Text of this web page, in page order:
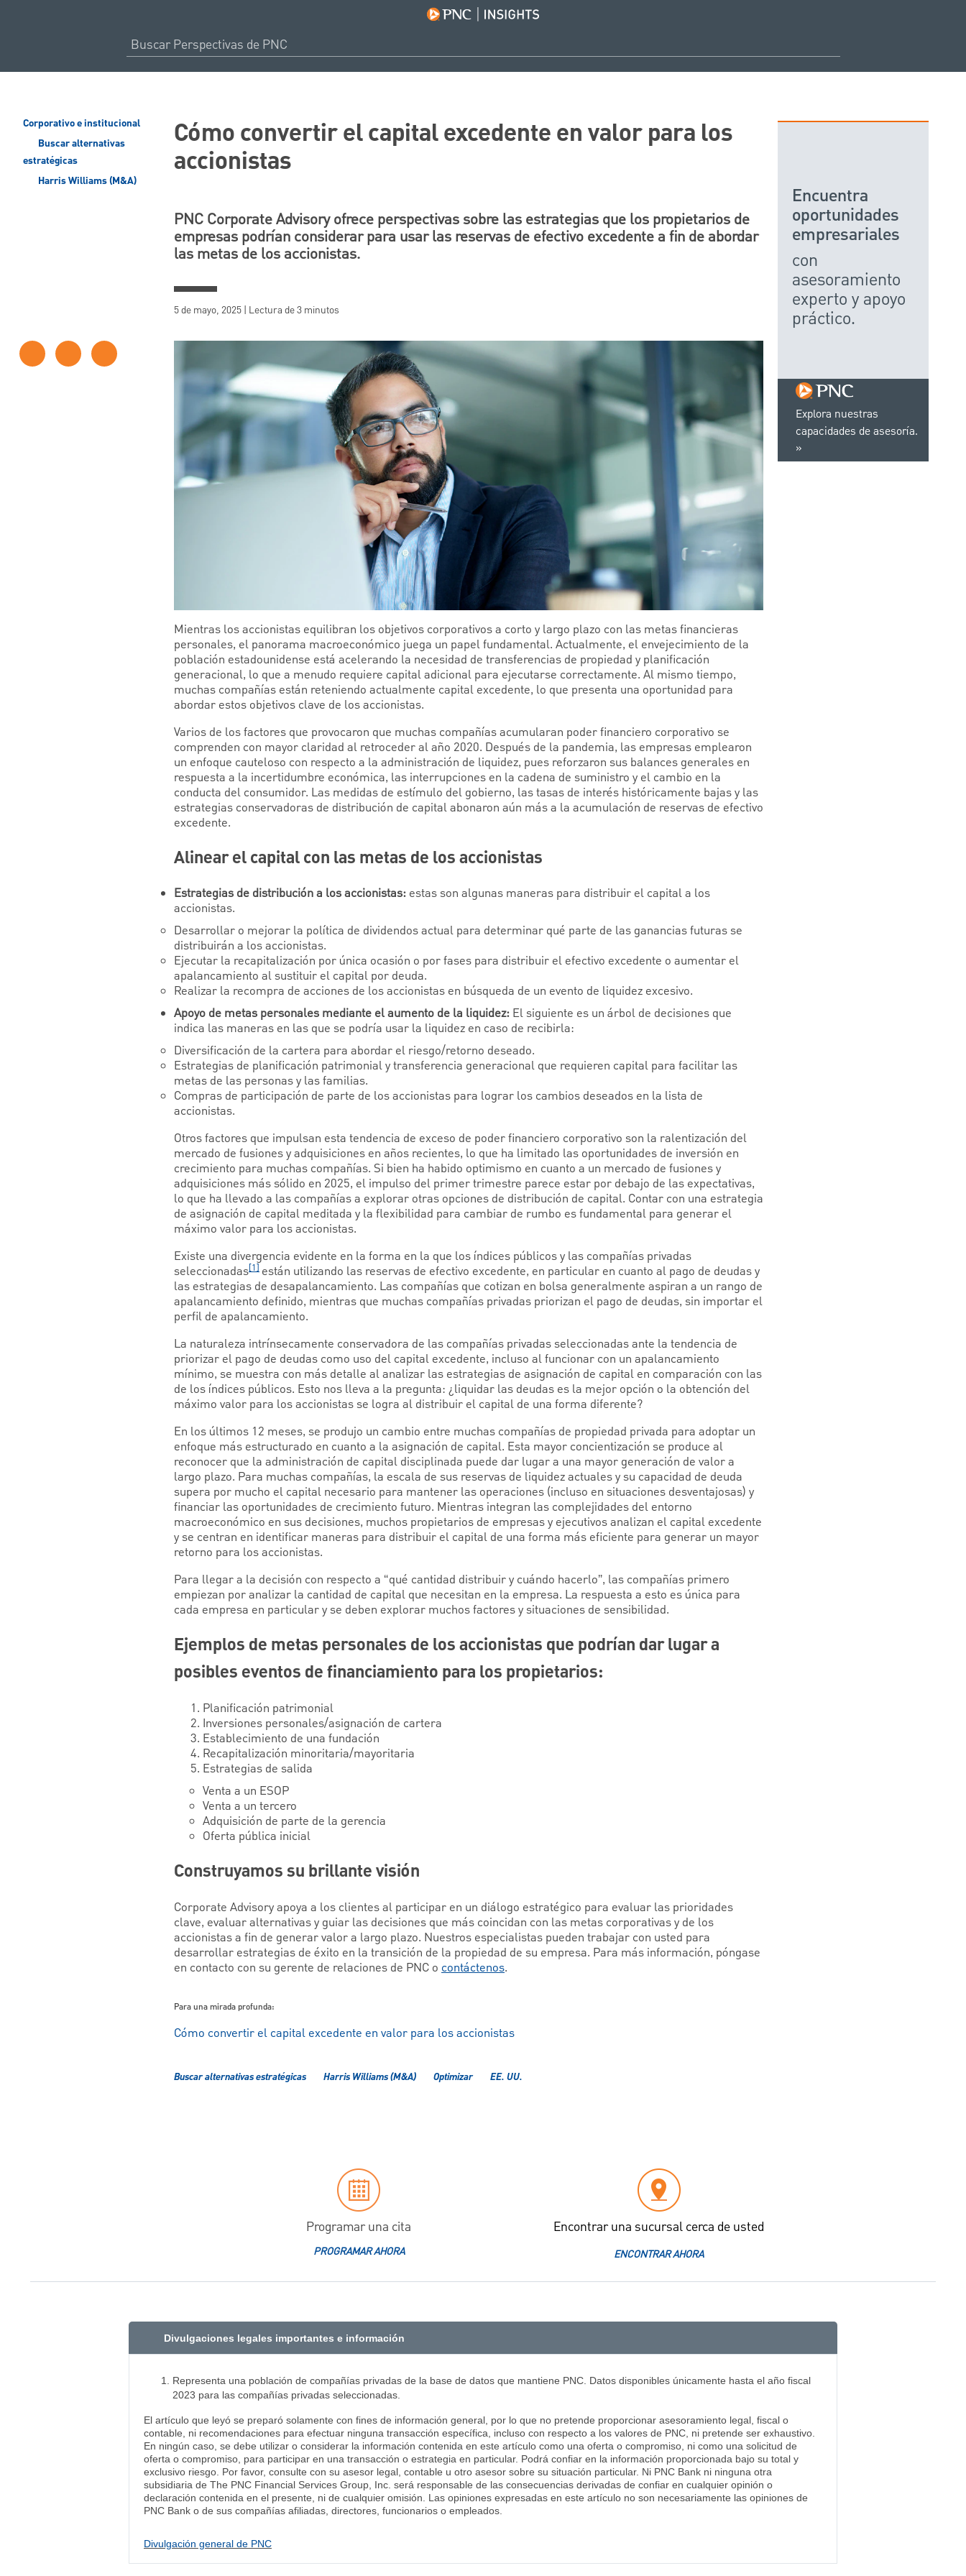
Corporativo e institucional
Buscar alternativas
estratégicas
Harris Williams (M&A)
Cómo convertir el capital excedente en valor para los
accionistas
PNC Corporate Advisory ofrece perspectivas sobre las estrategias que los propietarios de
empresas podrían considerar para usar las reservas de efectivo excedente a fin de abordar
las metas de los accionistas.
5 de mayo, 2025 | Lectura de 3 minutos
Mientras los accionistas equilibran los objetivos corporativos a corto y largo plazo con las metas financieras
personales, el panorama macroeconómico juega un papel fundamental. Actualmente, el envejecimiento de la
población estadounidense está acelerando la necesidad de transferencias de propiedad y planificación
generacional, lo que a menudo requiere capital adicional para ejecutarse correctamente. Al mismo tiempo,
muchas compañías están reteniendo actualmente capital excedente, lo que presenta una oportunidad para
abordar estos objetivos clave de los accionistas.
Varios de los factores que provocaron que muchas compañías acumularan poder financiero corporativo se
comprenden con mayor claridad al retroceder al año 2020. Después de la pandemia, las empresas emplearon
un enfoque cauteloso con respecto a la administración de liquidez, pues reforzaron sus balances generales en
respuesta a la incertidumbre económica, las interrupciones en la cadena de suministro y el cambio en la
conducta del consumidor. Las medidas de estímulo del gobierno, las tasas de interés históricamente bajas y las
estrategias conservadoras de distribución de capital abonaron aún más a la acumulación de reservas de efectivo
excedente.
Alinear el capital con las metas de los accionistas
Estrategias de distribución a los accionistas: estas son algunas maneras para distribuir el capital a los
accionistas.
Desarrollar o mejorar la política de dividendos actual para determinar qué parte de las ganancias futuras se
distribuirán a los accionistas.
Ejecutar la recapitalización por única ocasión o por fases para distribuir el efectivo excedente o aumentar el
apalancamiento al sustituir el capital por deuda.
Realizar la recompra de acciones de los accionistas en búsqueda de un evento de liquidez excesivo.
Apoyo de metas personales mediante el aumento de la liquidez: El siguiente es un árbol de decisiones que
indica las maneras en las que se podría usar la liquidez en caso de recibirla:
Diversificación de la cartera para abordar el riesgo/retorno deseado.
Estrategias de planificación patrimonial y transferencia generacional que requieren capital para facilitar las
metas de las personas y las familias.
Compras de participación de parte de los accionistas para lograr los cambios deseados en la lista de
accionistas.
Otros factores que impulsan esta tendencia de exceso de poder financiero corporativo son la ralentización del
mercado de fusiones y adquisiciones en años recientes, lo que ha limitado las oportunidades de inversión en
crecimiento para muchas compañías. Si bien ha habido optimismo en cuanto a un mercado de fusiones y
adquisiciones más sólido en 2025, el impulso del primer trimestre parece estar por debajo de las expectativas,
lo que ha llevado a las compañías a explorar otras opciones de distribución de capital. Contar con una estrategia
de asignación de capital meditada y la flexibilidad para cambiar de rumbo es fundamental para generar el
máximo valor para los accionistas.
Existe una divergencia evidente en la forma en la que los índices públicos y las compañías privadas
seleccionadas[1] están utilizando las reservas de efectivo excedente, en particular en cuanto al pago de deudas y
las estrategias de desapalancamiento. Las compañías que cotizan en bolsa generalmente aspiran a un rango de
apalancamiento definido, mientras que muchas compañías privadas priorizan el pago de deudas, sin importar el
perfil de apalancamiento.
La naturaleza intrínsecamente conservadora de las compañías privadas seleccionadas ante la tendencia de
priorizar el pago de deudas como uso del capital excedente, incluso al funcionar con un apalancamiento
mínimo, se muestra con más detalle al analizar las estrategias de asignación de capital en comparación con las
de los índices públicos. Esto nos lleva a la pregunta: ¿liquidar las deudas es la mejor opción o la obtención del
máximo valor para los accionistas se logra al distribuir el capital de una forma diferente?
En los últimos 12 meses, se produjo un cambio entre muchas compañías de propiedad privada para adoptar un
enfoque más estructurado en cuanto a la asignación de capital. Esta mayor concientización se produce al
reconocer que la administración de capital disciplinada puede dar lugar a una mayor generación de valor a
largo plazo. Para muchas compañías, la escala de sus reservas de liquidez actuales y su capacidad de deuda
supera por mucho el capital necesario para mantener las operaciones (incluso en situaciones desventajosas) y
financiar las oportunidades de crecimiento futuro. Mientras integran las complejidades del entorno
macroeconómico en sus decisiones, muchos propietarios de empresas y ejecutivos analizan el capital excedente
y se centran en identificar maneras para distribuir el capital de una forma más eficiente para generar un mayor
retorno para los accionistas.
Para llegar a la decisión con respecto a “qué cantidad distribuir y cuándo hacerlo”, las compañías primero
empiezan por analizar la cantidad de capital que necesitan en la empresa. La respuesta a esto es única para
cada empresa en particular y se deben explorar muchos factores y situaciones de sensibilidad.
Ejemplos de metas personales de los accionistas que podrían dar lugar a
posibles eventos de financiamiento para los propietarios:
Planificación patrimonial
Inversiones personales/asignación de cartera
Establecimiento de una fundación
Recapitalización minoritaria/mayoritaria
Estrategias de salida
Venta a un ESOP
Venta a un tercero
Adquisición de parte de la gerencia
Oferta pública inicial
Construyamos su brillante visión
Corporate Advisory apoya a los clientes al participar en un diálogo estratégico para evaluar las prioridades
clave, evaluar alternativas y guiar las decisiones que más coincidan con las metas corporativas y de los
accionistas a fin de generar valor a largo plazo. Nuestros especialistas pueden trabajar con usted para
desarrollar estrategias de éxito en la transición de la propiedad de su empresa. Para más información, póngase
en contacto con su gerente de relaciones de PNC o contáctenos.
Para una mirada profunda:
Cómo convertir el capital excedente en valor para los accionistas
Buscar alternativas estratégicas Harris Williams (M&A) Optimizar EE. UU.
Explora nuestras
capacidades de asesoría.
Encuentra
oportunidades
empresariales
con
asesoramiento
experto y apoyo
práctico.
Programar una cita
PROGRAMAR AHORA
Encontrar una sucursal cerca de usted
ENCONTRAR AHORA
Divulgaciones legales importantes e información
Representa una población de compañías privadas de la base de datos que mantiene PNC. Datos disponibles únicamente hasta el año fiscal
2023 para las compañías privadas seleccionadas.
El artículo que leyó se preparó solamente con fines de información general, por lo que no pretende proporcionar asesoramiento legal, fiscal o
contable, ni recomendaciones para efectuar ninguna transacción específica, incluso con respecto a los valores de PNC, ni pretende ser exhaustivo.
En ningún caso, se debe utilizar o considerar la información contenida en este artículo como una oferta o compromiso, ni como una solicitud de
oferta o compromiso, para participar en una transacción o estrategia en particular. Podrá confiar en la información proporcionada bajo su total y
exclusivo riesgo. Por favor, consulte con su asesor legal, contable u otro asesor sobre su situación particular. Ni PNC Bank ni ninguna otra
subsidiaria de The PNC Financial Services Group, Inc. será responsable de las consecuencias derivadas de confiar en cualquier opinión o
declaración contenida en el presente, ni de cualquier omisión. Las opiniones expresadas en este artículo no son necesariamente las opiniones de
PNC Bank o de sus compañías afiliadas, directores, funcionarios o empleados.
Divulgación general de PNC